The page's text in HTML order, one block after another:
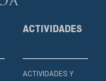
ACTIVIDADES
ACTIVIDADES Y